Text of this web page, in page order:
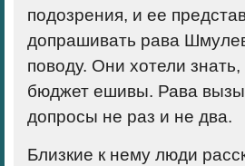
подозрения, и ее
допрашивать рава
поводу. Они хотели знать,
бюджет ешивы. Рава
допросы не раз и не два.
Близкие к нему люди